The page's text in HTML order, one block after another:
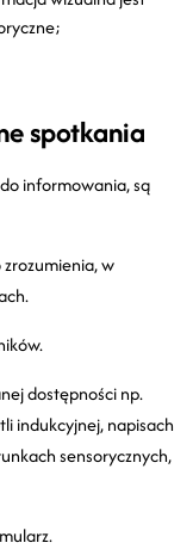
spotkania
informowania, są
w
dostępności np.
indukcyjnej, napisach
sensorycznych,